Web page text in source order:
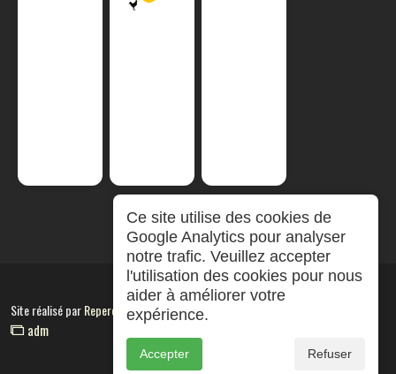
Site réalisé parRepereCom
adm
Ce site utilise des cookies de
Google Analytics pour analyser
notre trafic. Veuillez accepter
l'utilisation des cookies pour nous
aider à améliorer votre
expérience.
Accepter Refuser